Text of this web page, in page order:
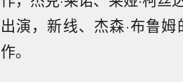
出演，新线、杰森·布鲁
作。